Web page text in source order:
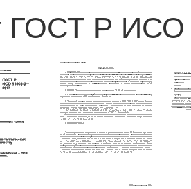
ГОСТ Р ИСО